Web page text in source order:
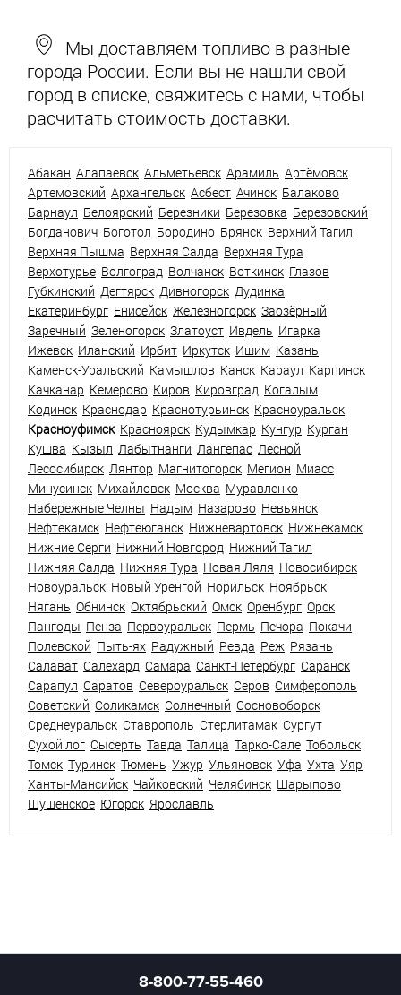
Мы доставляем топливо в разные
города России. Если вы не нашли свой
город в списке, свяжитесь с нами, чтобы
расчитать стоимость доставки.
Абакан Алапаевск Альметьевск Арамиль Артёмовск
Артемовский Архангельск Асбест Ачинск Балаково
Барнаул Белоярский Березники Березовка Березовский
Богданович Боготол Бородино Брянск Верхний Тагил
Верхняя Пышма Верхняя Салда Верхняя Тура
Верхотурье Волгоград Волчанск Воткинск Глазов
Губкинский Дегтярск Дивногорск Дудинка
Екатеринбург Енисейск Железногорск Заозёрный
Заречный Зеленогорск Златоуст Ивдель Игарка
Ижевск Иланский Ирбит Иркутск Ишим Казань
Каменск-Уральский Камышлов Канск Караул Карпинск
Качканар Кемерово Киров Кировград Когалым
Кодинск Краснодар Краснотурьинск Красноуральск
Красноуфимск Красноярск Кудымкар Кунгур Курган
Кушва Кызыл Лабытнанги Лангепас Лесной
Лесосибирск Лянтор Магнитогорск Мегион Миасс
Минусинск Михайловск Москва Муравленко
Набережные Челны Надым Назарово Невьянск
Нефтекамск Нефтеюганск Нижневартовск Нижнекамск
Нижние Серги Нижний Новгород Нижний Тагил
Нижняя Салда Нижняя Тура Новая Ляля Новосибирск
Новоуральск Новый Уренгой Норильск Ноябрьск
Нягань Обнинск Октябрьский Омск Оренбург Орск
Пангоды Пенза Первоуральск Пермь Печора Покачи
Полевской Пыть-ях Радужный Ревда Реж Рязань
Салават Салехард Самара Санкт-Петербург Саранск
Сарапул Саратов Североуральск Серов Симферополь
Советский Соликамск Солнечный Сосновоборск
Среднеуральск Ставрополь Стерлитамак Сургут
Сухой лог Сысерть Тавда Талица Тарко-Сале Тобольск
Томск Туринск Тюмень Ужур Ульяновск Уфа Ухта Уяр
Ханты-Мансийск Чайковский Челябинск Шарыпово
Шушенское Югорск Ярославль
8-800-77-55-460